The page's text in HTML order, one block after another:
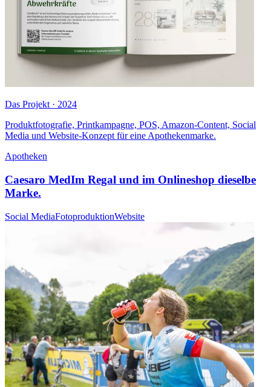
Das Projekt · 2024
Produktfotografie, Printkampagne, POS, Amazon-Content, Social
Media und Website-Konzept für eine Apothekenmarke.
Apotheken
Caesaro MedIm Regal und im Onlineshop dieselbe
Marke.
Social MediaFotoproduktionWebsite